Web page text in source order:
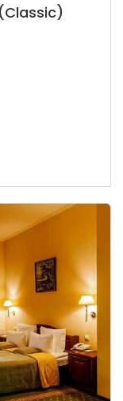
(Classic)